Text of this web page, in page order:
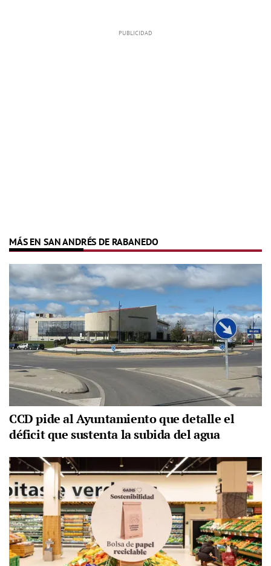
MÁS EN SAN ANDRÉS DE RABANEDO
CCD pide al Ayuntamiento que detalle el
déficit que sustenta la subida del agua